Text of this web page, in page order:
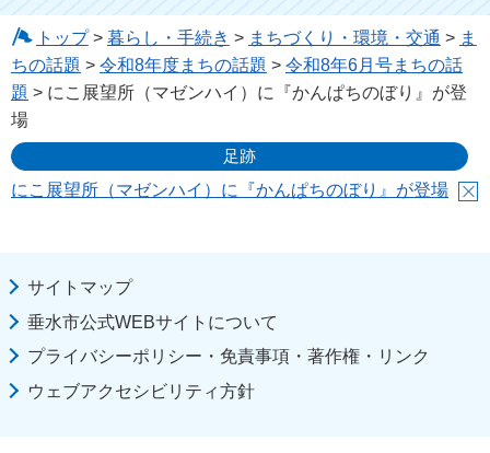
トップ> 暮らし・手続き > まちづくり・環境・交通 > ま
ちの話題 > 令和8年度まちの話題 > 令和8年6月号まちの話
題 > にこ展望所（マゼンハイ）に『かんぱちのぼり』が登
場
足跡
にこ展望所（マゼンハイ）に『かんぱちのぼり』が登場
サイトマップ
垂水市公式WEBサイトについて
プライバシーポリシー・免責事項・著作権・リンク
ウェブアクセシビリティ方針